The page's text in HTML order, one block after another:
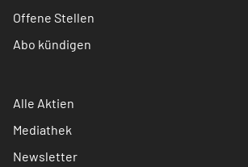
Offene Stellen
Abo kündigen
Alle Aktien
Mediathek
Newsletter